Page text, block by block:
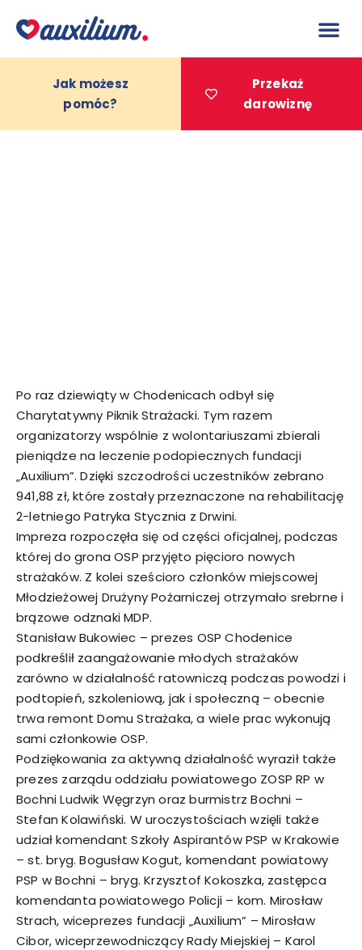
treści
Jak możesz
pomóc?
Przekaż
darowiznę
Po raz dziewiąty w Chodenicach odbył się
Charytatywny Piknik Strażacki. Tym razem
organizatorzy wspólnie z wolontariuszami zbierali
pieniądze na leczenie podopiecznych fundacji
„Auxilium”. Dzięki szczodrości uczestników zebrano
941,88 zł, które zostały przeznaczone na rehabilitację
2-letniego Patryka Stycznia z Drwini.
Impreza rozpoczęła się od części oficjalnej, podczas
której do grona OSP przyjęto pięcioro nowych
strażaków. Z kolei sześcioro członków miejscowej
Młodzieżowej Drużyny Pożarniczej otrzymało srebrne i
brązowe odznaki MDP.
Stanisław Bukowiec – prezes OSP Chodenice
podkreślił zaangażowanie młodych strażaków
zarówno w działalność ratowniczą podczas powodzi i
podtopień, szkoleniową, jak i społeczną – obecnie
trwa remont Domu Strażaka, a wiele prac wykonują
sami członkowie OSP.
Podziękowania za aktywną działalność wyraził także
prezes zarządu oddziału powiatowego ZOSP RP w
Bochni Ludwik Węgrzyn oraz burmistrz Bochni –
Stefan Kolawiński. W uroczystościach wzięli także
udział komendant Szkoły Aspirantów PSP w Krakowie
– st. bryg. Bogusław Kogut, komendant powiatowy
PSP w Bochni – bryg. Krzysztof Kokoszka, zastępca
komendanta powiatowego Policji – kom. Mirosław
Strach, wiceprezes fundacji „Auxilium” – Mirosław
Cibor, wiceprzewodniczący Rady Miejskiej – Karol